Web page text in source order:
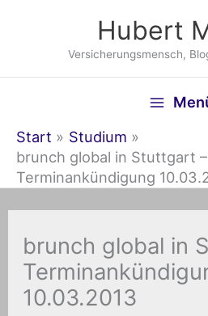
Hubert
Versicherungsmensch,
Start
Studium
brunch global in Stuttgart –
Terminankündigung
brunch global in
10.03.2013